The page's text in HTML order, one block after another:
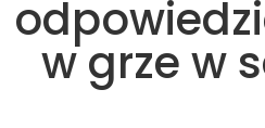
w grze w